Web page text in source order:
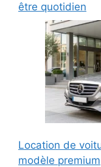
être quotidien
Location de
modèle premium